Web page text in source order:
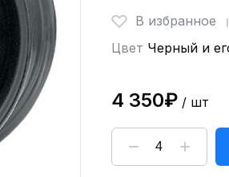
В избранное
Цвет Черный и
4 350₽/ шт